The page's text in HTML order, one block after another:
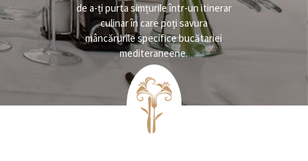
de a-ți purta simțurile într-un itinerar
culinar în care poți savura
mâncărurile specifice bucătariei
mediteraneene.